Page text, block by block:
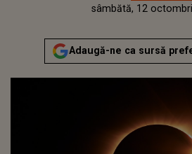
joi, 12 octombrie 2023Actualizat:
sâmbătă, 12
Adaugă-ne ca sursă